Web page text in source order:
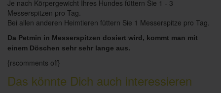
Je nach Körpergewicht Ihres Hundes füttern Sie 1 - 3
Messerspitzen pro Tag.
Bei allen anderen Heimtieren füttern Sie 1 Messerspitze pro Tag.
Da Petmin in Messerspitzen dosiert wird, kommt man mit
einem Döschen sehr sehr lange aus.
{rscomments off}
Das könnte Dich auch interessieren